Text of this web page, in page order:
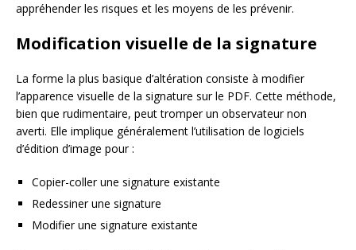
appréhender les risques et les moyens de les prévenir.
Modification visuelle de la signature
La forme la plus basique d’altération consiste à modifier
l’apparence visuelle de la signature sur le PDF. Cette méthode,
bien que rudimentaire, peut tromper un observateur non
averti. Elle implique généralement l’utilisation de logiciels
d’édition d’image pour :
Copier-coller une signature existante
Redessiner une signature
Modifier une signature existante